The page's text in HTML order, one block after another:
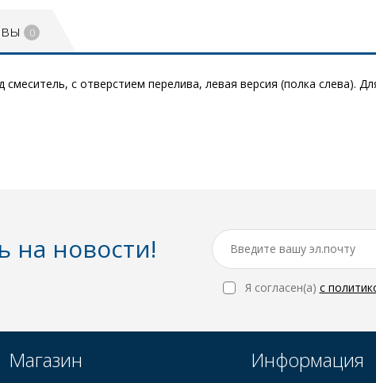
0
смеситель, с отверстием перелива, левая версия (полка
на новости!
Я согласен(a) с
Магазин Информация